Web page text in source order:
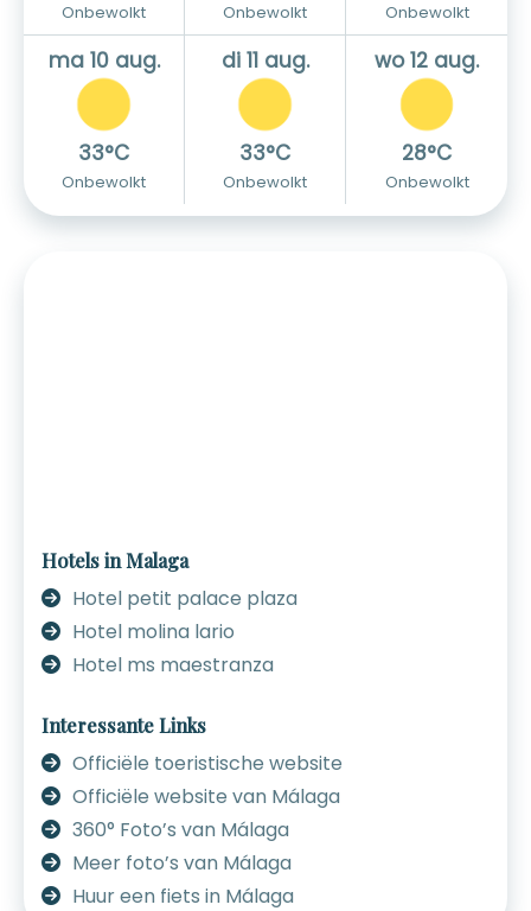
Onbewolkt Onbewolkt Onbewolkt
ma 10 aug.
33°C
Onbewolkt
di 11 aug.
33°C
Onbewolkt
wo 12 aug.
28°C
Onbewolkt
Hotels in Malaga
Hotel petit palace plaza
Hotel molina lario
Hotel ms maestranza
Interessante Links
Officiële toeristische website
Officiële website van Málaga
360° Foto’s van Málaga
Meer foto’s van Málaga
Huur een fiets in Málaga